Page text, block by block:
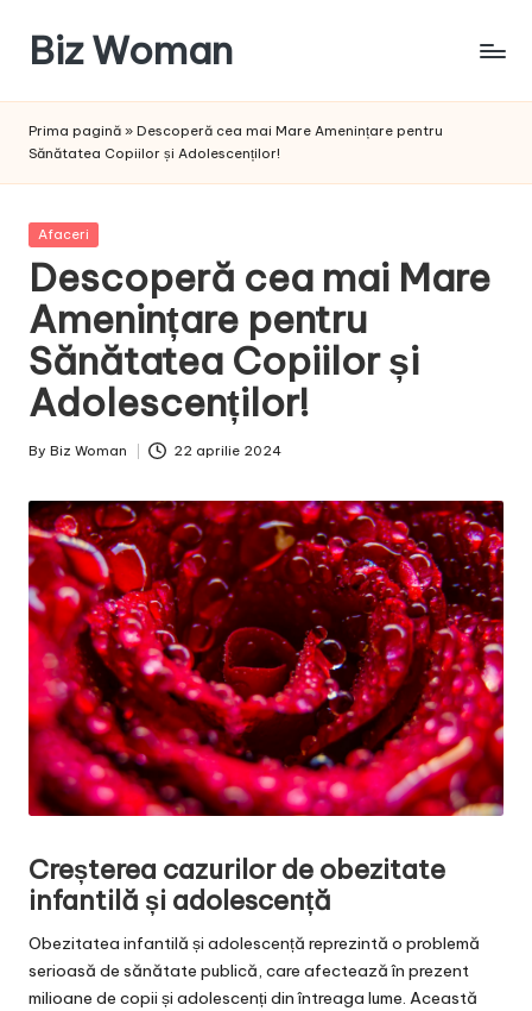
content
Biz Woman
succesul
Prima pagină » Descoperă cea mai Mare Amenințare pentru
Sănătatea Copiilor și Adolescenților!
Posted
Afaceri
Descoperă cea mai Mare
Amenințare pentru
Sănătatea Copiilor și
Adolescenților!
Posted
By Biz Woman 22 aprilie 2024
Creșterea cazurilor de obezitate
infantilă și adolescență
Obezitatea infantilă și adolescență reprezintă o problemă
serioasă de sănătate publică, care afectează în prezent
milioane de copii și adolescenți din întreaga lume. Această